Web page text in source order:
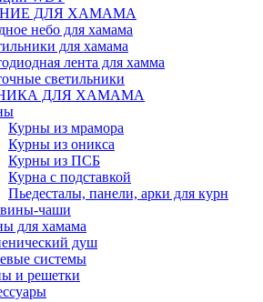
ДЛЯ ХАМАМА
небо для хамама
для хамама
лента для хамма
светильники
ДЛЯ ХАМАМА
Курны из мрамора
Курны из оникса
Курны из ПСБ
Курна с подставкой
Пьедесталы, панели, арки для курн
чаши
для хамама
душ
системы
и решетки